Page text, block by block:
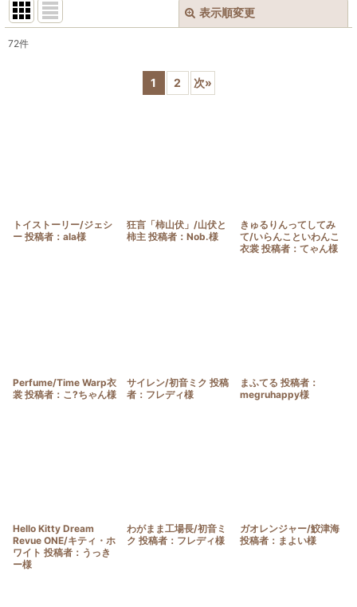
表示順変更
72件
1 2 次»
トイストーリー/ジェシ
ー 投稿者：ala様
狂言「柿山伏」/山伏と
柿主 投稿者：Nob.様
きゅるりんってしてみ
て/いらんこといわんこ
衣裳 投稿者：てゃん様
Perfume/Time Warp衣
裳 投稿者：こ?ちゃん様
サイレン/初音ミク 投稿
者：フレディ様
まふてる 投稿者：
megruhappy様
Hello Kitty Dream
Revue ONE/キティ・ホ
ワイト 投稿者：うっき
ー様
わがまま工場長/初音ミ
ク 投稿者：フレディ様
ガオレンジャー/鮫津海
投稿者：まよい様